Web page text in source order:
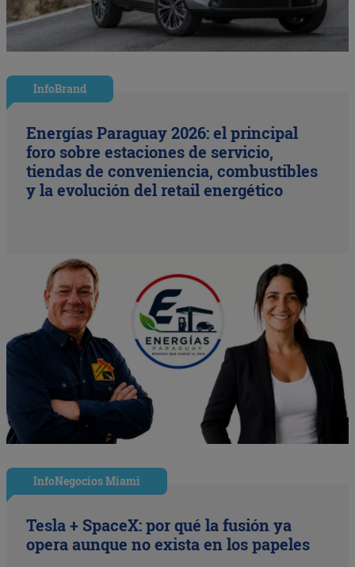
InfoBrand
Energías Paraguay 2026: el principal
foro sobre estaciones de servicio,
tiendas de conveniencia, combustibles
y la evolución del retail energético
InfoNegocios Miami
Tesla + SpaceX: por qué la fusión ya
opera aunque no exista en los papeles